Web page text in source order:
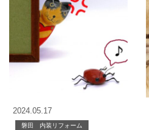
2024.05.17
磐田 内装リフォーム